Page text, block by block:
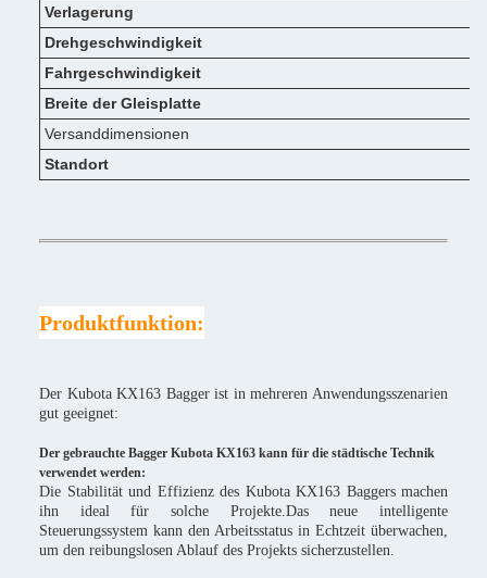
Verlagerung
Drehgeschwindigkeit
Fahrgeschwindigkeit
Breite der Gleisplatte
Versanddimensionen
Standort
Produktfunktion:
Der Kubota KX163 Bagger ist in mehreren Anwendungsszenarien
gut geeignet:
Der gebrauchte Bagger Kubota KX163 kann für die städtische Technik
verwendet werden:
Die Stabilität und Effizienz des Kubota KX163 Baggers machen
ihn ideal für solche Projekte.Das neue intelligente
Steuerungssystem kann den Arbeitsstatus in Echtzeit überwachen,
um den reibungslosen Ablauf des Projekts sicherzustellen.